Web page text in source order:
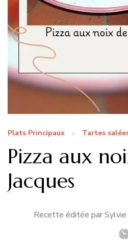
Plats Principaux Tartes
Pizza aux
Jacques
Recette éditée par